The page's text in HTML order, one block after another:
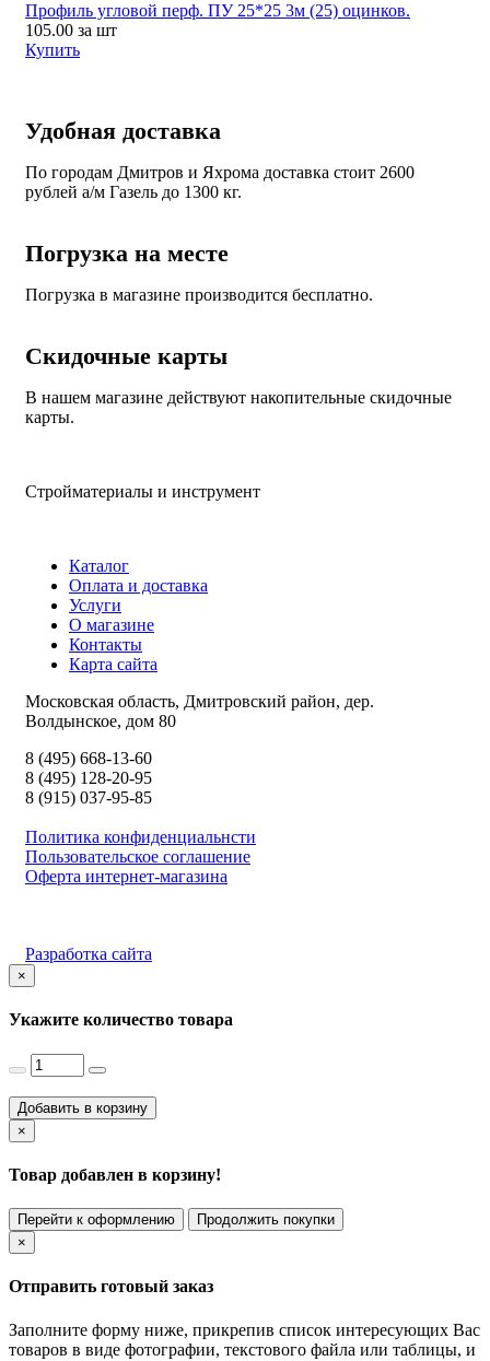
Профиль угловой перф. ПУ 25*25 3м (25) оцинков.
105.00 за шт
Купить
Удобная доставка
По городам Дмитров и Яхрома доставка стоит 2600
рублей а/м Газель до 1300 кг.
Погрузка на месте
Погрузка в магазине производится бесплатно.
Скидочные карты
В нашем магазине действуют накопительные скидочные
карты.
Стройматериалы и инструмент
Каталог
Оплата и доставка
Услуги
О магазине
Контакты
Карта сайта
Московская область, Дмитровский район, дер.
Волдынское, дом 80
8 (495) 668-13-60
8 (495) 128-20-95
8 (915) 037-95-85
Политика конфиденциальнсти
Пользовательское соглашение
Оферта интернет-магазина
Разработка сайта
×
Укажите количество товара
Добавить в корзину
×
Товар добавлен в корзину!
Перейти к оформлению
Продолжить покупки
×
Отправить готовый заказ
Заполните форму ниже, прикрепив список интересующих Вас
товаров в виде фотографии, текстового файла или таблицы, и